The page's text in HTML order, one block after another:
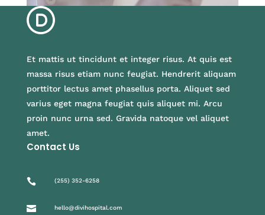
Et mattis ut tincidunt et integer risus. At quis est
massa risus etiam nunc feugiat. Hendrerit aliquam
porttitor lectus amet phasellus porta. Aliquet sed
varius eget magna feugiat quis aliquet mi. Arcu
proin nunc urna sed. Gravida natoque vel aliquet
amet.
Contact Us
 (255) 352-6258
 hello@divihospital.com